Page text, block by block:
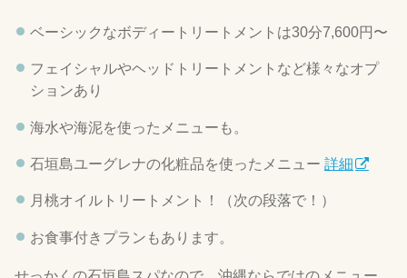
ベーシックなボディートリートメントは30分7,600円〜
フェイシャルやヘッドトリートメントなど様々なオプ
ションあり
海水や海泥を使ったメニューも。
石垣島ユーグレナの化粧品を使ったメニュー 詳細
月桃オイルトリートメント！（次の段落で！）
お食事付きプランもあります。